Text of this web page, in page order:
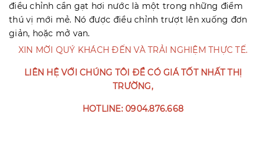
điều chỉnh cần gạt hơi nước là một trong những điểm
thú vị mới mẻ. Nó được điều chỉnh trượt lên xuống đơn
giản, hoặc mở van.
XIN MỜI QUÝ KHÁCH ĐẾN VÀ TRẢI NGHIỆM THỰC TẾ.
LIÊN HỆ VỚI CHÚNG TÔI ĐỂ CÓ GIÁ TỐT NHẤT THỊ
TRƯỜNG,
HOTLINE: 0904.876.668